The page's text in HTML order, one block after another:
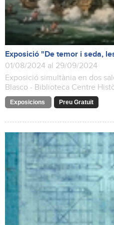
Exposició "De temor i seda,
01/08/2024 al 29/09/2024
Exposició simultània en dos
Blasco - Biblioteca Centre
Exposicions Preu Gratuït